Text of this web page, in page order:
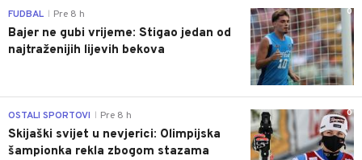
0
FUDBAL Pre 8 h
Bajer ne gubi vrijeme: Stigao jedan od
najtraženijih lijevih bekova
0
OSTALI SPORTOVI Pre 8 h
Skijaški svijet u nevjerici: Olimpijska
šampionka rekla zbogom stazama